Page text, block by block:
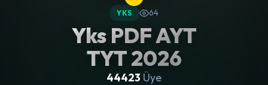
YKS 64
Yks PDF AYT
TYT 2026
44423 Üye